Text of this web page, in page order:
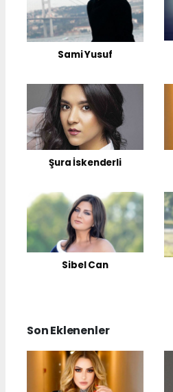
Sami Yusuf
Şura İskenderli
Sibel Can
Son Eklenenler